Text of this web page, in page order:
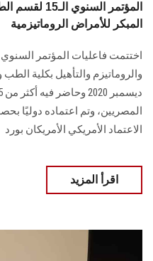
المؤتمر
المبكر للأمراض الروماتيزمية
الاعتماد الأمريكي الأمريكان بورد
اقرأ المزيد